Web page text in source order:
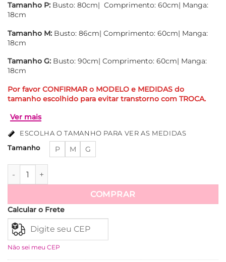
Tamanho P: Busto: 80cm| Comprimento: 60cm| Manga:
18cm
Tamanho M: Busto: 86cm| Comprimento: 60cm| Manga:
18cm
Tamanho G: Busto: 90cm| Comprimento: 60cm| Manga:
18cm
Por favor CONFIRMAR o MODELO e MEDIDAS do
tamanho escolhido para evitar transtorno com TROCA.
Ver mais
ESCOLHA O TAMANHO PARA VER AS MEDIDAS
Tamanho P M G
Blusa Cannes - Rosa quantidade
COMPRAR
Calcular o Frete
Não sei meu CEP